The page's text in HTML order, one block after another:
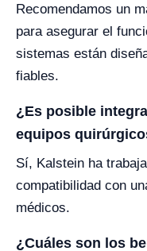
Recomendamos un
para asegurar el
sistemas están
fiables.
¿Es posible
equipos
Sí, Kalstein ha
compatibilidad con
médicos.
¿Cuáles son los